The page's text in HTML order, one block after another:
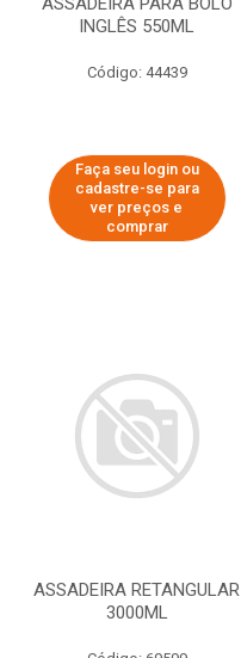
INGLÊS 550ML
Código: 44439
Faça seu login ou
cadastre-se para
ver preços e
comprar
ASSADEIRA RETANGULAR
3000ML